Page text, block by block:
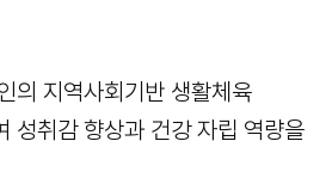
의 지역사회기반 생활체육
성취감 향상과 건강 자립 역량을